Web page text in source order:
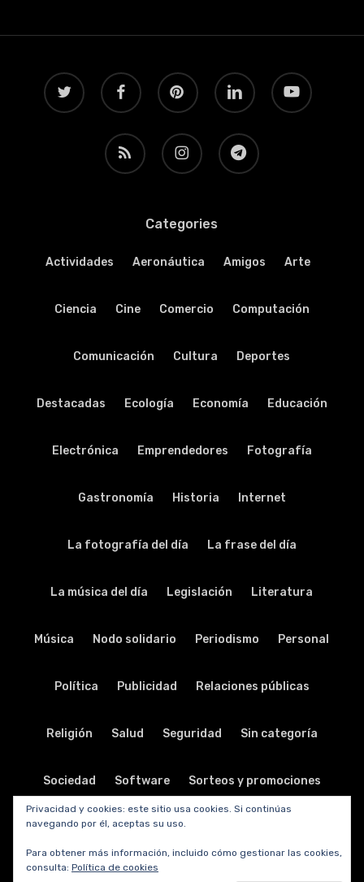
twitter facebook pinterest linkedin youtube
RSS instagram telegram
Categories
Actividades Aeronáutica Amigos Arte
Ciencia Cine Comercio Computación
Comunicación Cultura Deportes
Destacadas Ecología Economía Educación
Electrónica Emprendedores Fotografía
Gastronomía Historia Internet
La fotografía del día La frase del día
La música del día Legislación Literatura
Música Nodo solidario Periodismo Personal
Política Publicidad Relaciones públicas
Religión Salud Seguridad Sin categoría
Sociedad Software Sorteos y promociones
Tabletas Teatro
Telecomunicaciones
Privacidad y cookies: este sitio usa cookies. Si continúas
navegando por él, aceptas su uso.
Para obtener más información, incluido cómo gestionar las cookies,
consulta: Política de cookies